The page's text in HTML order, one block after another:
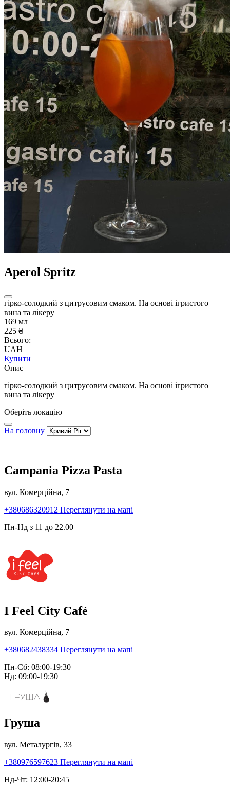
Aperol Spritz
гірко-солодкий з цитрусовим смаком. На основі ігристого
вина та лікеру
169 мл
225 ₴
Всього:
UAH
Купити
Опис
гірко-солодкий з цитрусовим смаком. На основі ігристого
вина та лікеру
Оберіть локацію
На головну
Campania Pizza Pasta
вул. Комерційна, 7
+380686320912 Переглянути на мапі
Пн-Нд з 11 до 22.00
I Feel City Café
вул. Комерційна, 7
+380682438334 Переглянути на мапі
Пн-Сб: 08:00-19:30
Нд: 09:00-19:30
Груша
вул. Металургів, 33
+380976597623 Переглянути на мапі
Нд-Чт: 12:00-20:45